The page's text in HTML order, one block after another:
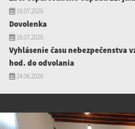
16.07.2026
Dovolenka
16.07.2026
Vyhlásenie času nebezpečenstva
hod. do odvolania
24.06.2026